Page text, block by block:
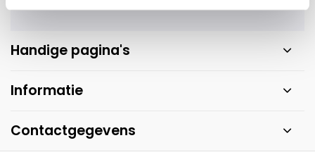
Handige pagina's
Informatie
Contactgegevens